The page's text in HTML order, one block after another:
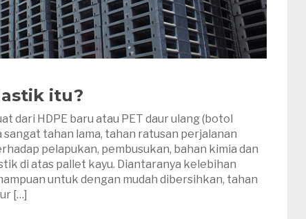
itu?
dari HDPE baru atau PET daur ulang (botol
sangat tahan lama, tahan ratusan perjalanan
pelapukan, pembusukan, bahan kimia dan
di atas pallet kayu. Diantaranya kelebihan
untuk dengan mudah dibersihkan, tahan
[…]